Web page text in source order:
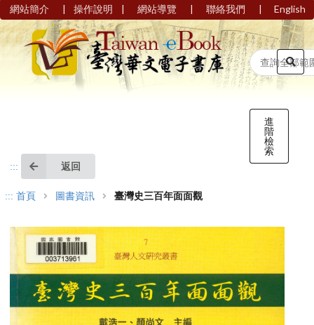
網站簡介 | 操作說明 | 網站導覽 | 聯絡我們 | English
進
階
檢
索
::: 返回
::: 首頁 圖書資訊 臺灣史三百年面面觀